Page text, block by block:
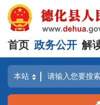
首页 政务公开 解